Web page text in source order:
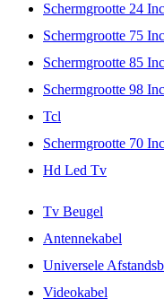
Schermgrootte 24
Schermgrootte 75
Schermgrootte 85
Schermgrootte 98
Tcl
Schermgrootte 70
Hd Led Tv
Tv Beugel
Antennekabel
Universele
Videokabel